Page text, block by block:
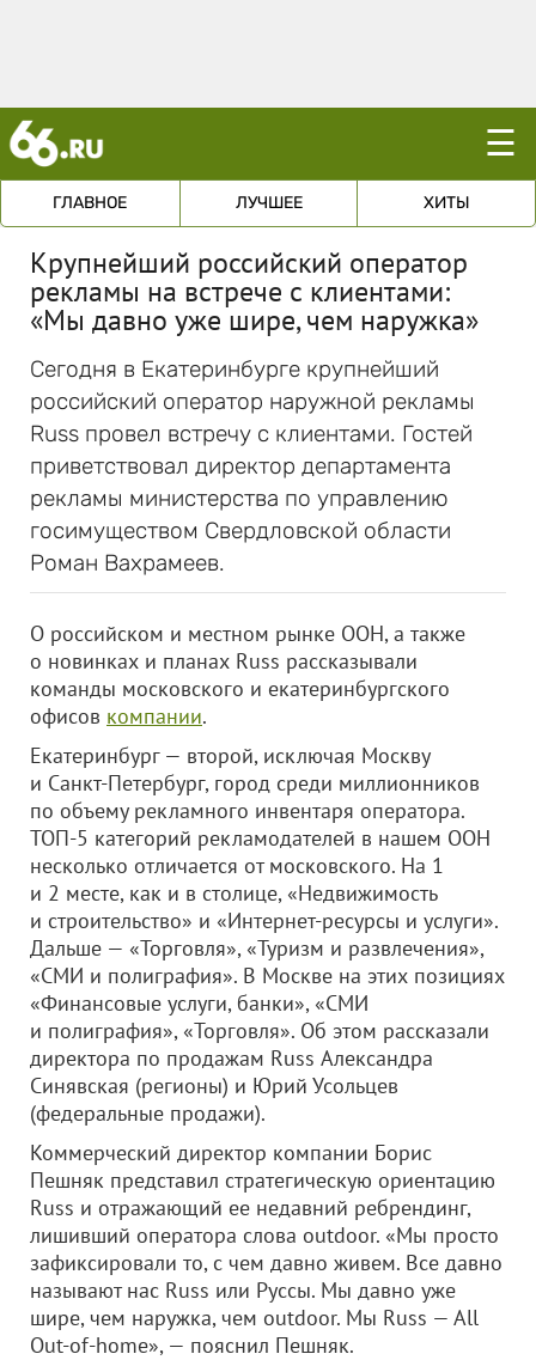
☰
ГЛАВНОЕ ЛУЧШЕЕ ХИТЫ
Крупнейший российский оператор
рекламы на встрече с клиентами:
«Мы давно уже шире, чем наружка»
Сегодня в Екатеринбурге крупнейший
российский оператор наружной рекламы
Russ провел встречу с клиентами. Гостей
приветствовал директор департамента
рекламы министерства по управлению
госимуществом Свердловской области
Роман Вахрамеев.
О российском и местном рынке ООН, а также
о новинках и планах Russ рассказывали
команды московского и екатеринбургского
офисов компании.
Екатеринбург — второй, исключая Москву
и Санкт-Петербург, город среди миллионников
по объему рекламного инвентаря оператора.
ТОП-5 категорий рекламодателей в нашем ООН
несколько отличается от московского. На 1
и 2 месте, как и в столице, «Недвижимость
и строительство» и «Интернет-ресурсы и услуги».
Дальше — «Торговля», «Туризм и развлечения»,
«СМИ и полиграфия». В Москве на этих позициях
«Финансовые услуги, банки», «СМИ
и полиграфия», «Торговля». Об этом рассказали
директора по продажам Russ Александра
Синявская (регионы) и Юрий Усольцев
(федеральные продажи).
Коммерческий директор компании Борис
Пешняк представил стратегическую ориентацию
Russ и отражающий ее недавний ребрендинг,
лишивший оператора слова outdoor. «Мы просто
зафиксировали то, с чем давно живем. Все давно
называют нас Russ или Руссы. Мы давно уже
шире, чем наружка, чем outdoor. Мы Russ — All
Out-of-home», — пояснил Пешняк.